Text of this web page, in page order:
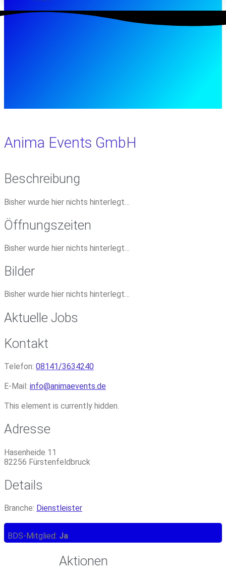
Anima Events GmbH
Beschreibung
Bisher wurde hier nichts hinterlegt…
Öffnungszeiten
Bisher wurde hier nichts hinterlegt…
Bilder
Bisher wurde hier nichts hinterlegt…
Aktuelle Jobs
Kontakt
Telefon: 08141/3634240
E-Mail: info@animaevents.de
This element is currently hidden.
Adresse
Hasenheide 11
82256 Fürstenfeldbruck
Details
Branche: Dienstleister
BDS-Mitglied: Ja
Aktionen